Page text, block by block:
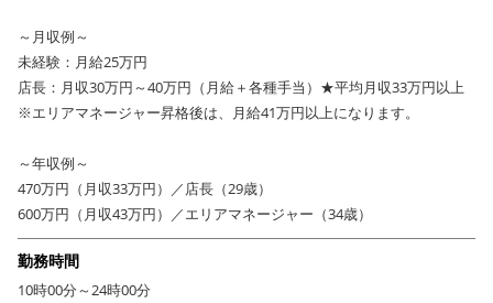
～月収例～
未経験：月給25万円
店長：月収30万円～40万円（月給＋各種手当）★平均月収33万円以上
※エリアマネージャー昇格後は、月給41万円以上になります。
～年収例～
470万円（月収33万円）／店長（29歳）
600万円（月収43万円）／エリアマネージャー（34歳）
勤務時間
10時00分～24時00分